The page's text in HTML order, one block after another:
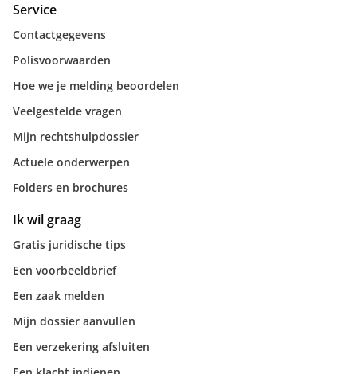
Service
Contactgegevens
Polisvoorwaarden
Hoe we je melding beoordelen
Veelgestelde vragen
Mijn rechtshulpdossier
Actuele onderwerpen
Folders en brochures
Ik wil graag
Gratis juridische tips
Een voorbeeldbrief
Een zaak melden
Mijn dossier aanvullen
Een verzekering afsluiten